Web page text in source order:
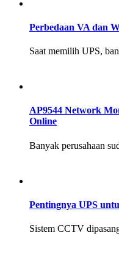
Perbedaan VA dan
Saat memilih UPS,
AP9544 Network
Online
Banyak perusahaan
Pentingnya UPS
Sistem CCTV